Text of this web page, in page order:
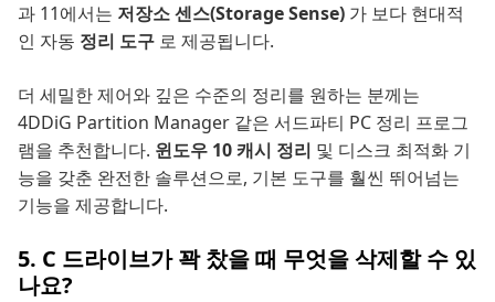
과 11에서는 저장소 센스(Storage Sense) 가 보다 현대적
인 자동 정리 도구 로 제공됩니다.
더 세밀한 제어와 깊은 수준의 정리를 원하는 분께는
4DDiG Partition Manager 같은 서드파티 PC 정리 프로그
램을 추천합니다. 윈도우 10 캐시 정리 및 디스크 최적화 기
능을 갖춘 완전한 솔루션으로, 기본 도구를 훨씬 뛰어넘는
기능을 제공합니다.
5. C 드라이브가 꽉 찼을 때 무엇을 삭제할 수 있
나요?